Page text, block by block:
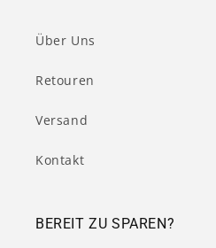
Über Uns
Retouren
Versand
Kontakt
BEREIT ZU SPAREN?